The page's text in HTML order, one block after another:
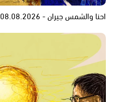
احنا والشمس جيران - 08.08.2026 -